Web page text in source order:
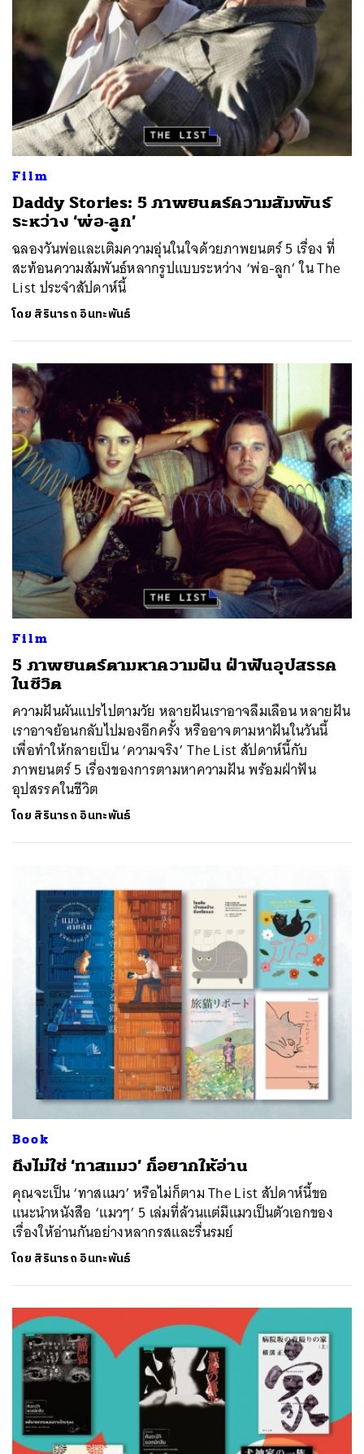
Film
Daddy Stories: 5 ภาพยนตร์ความสัมพันธ์
ระหว่าง ‘พ่อ-ลูก’
ฉลองวันพ่อและเติมความอุ่นในใจด้วยภาพยนตร์ 5 เรื่อง ที่
สะท้อนความสัมพันธ์หลากรูปแบบระหว่าง ‘พ่อ-ลูก’ ใน The
List ประจำสัปดาห์นี้
โดย สิรินารถ อินทะพันธ์
Film
5 ภาพยนตร์ตามหาความฝัน ฝ่าฟันอุปสรรค
ในชีวิต
ความฝันผันแปรไปตามวัย หลายฝันเราอาจลืมเลือน หลายฝัน
เราอาจย้อนกลับไปมองอีกครั้ง หรืออาจตามหาฝันในวันนี้
เพื่อทำให้กลายเป็น ‘ความจริง’ The List สัปดาห์นี้กับ
ภาพยนตร์ 5 เรื่องของการตามหาความฝัน พร้อมฝ่าฟัน
อุปสรรคในชีวิต
โดย สิรินารถ อินทะพันธ์
Book
ถึงไม่ใช่ ‘ทาสแมว’ ก็อยากให้อ่าน
คุณจะเป็น ‘ทาสแมว’ หรือไม่ก็ตาม The List สัปดาห์นี้ขอ
แนะนำหนังสือ ‘แมวๆ’ 5 เล่มที่ล้วนแต่มีแมวเป็นตัวเอกของ
เรื่องให้อ่านกันอย่างหลากรสและรื่นรมย์
โดย สิรินารถ อินทะพันธ์
SHARE TWEET LINE EMAIL